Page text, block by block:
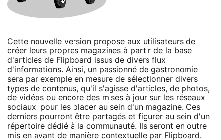
Cette nouvelle version propose aux utilisateurs de
créer leurs propres magazines à partir de la base
d'articles de Flipboard issus de divers flux
d'informations. Ainsi, un passionné de gastronomie
sera par exemple en mesure de sélectionner divers
types de contenus, qu'il s'agisse d'articles, de photos,
de vidéos ou encore des mises à jour sur les réseaux
sociaux, pour les placer au sein d'un magazine. Ces
derniers pourront être partagés et figurer au sein d'un
répertoire dédié à la communauté. Ils seront en outre
mis en avant de manière contextuelle par Flipboard.